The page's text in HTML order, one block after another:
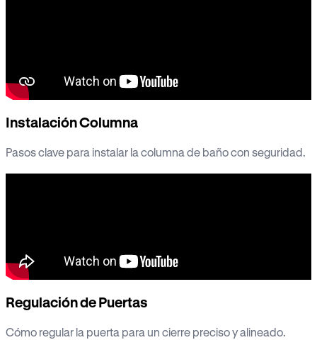
Instalación Columna
Pasos clave para instalar la columna de baño con seguridad.
Regulación de Puertas
Cómo regular la puerta para un cierre preciso y alineado.